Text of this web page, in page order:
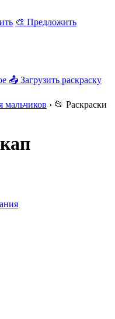
🎨 Предложить
📤 Загрузить раскраску
мальчиков › 📂 Раскраски